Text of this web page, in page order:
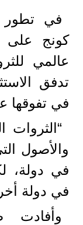
في تطور
كونج على
عالمي
تدفق
في تفوقها
“الثروات
والأصول
في دولة،
في دولة
وأفادت